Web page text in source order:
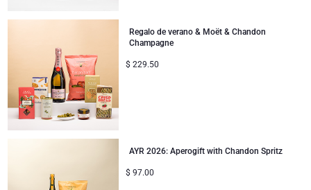
Regalo de verano & Moët & Chandon
Champagne
$ 229.50
AYR 2026: Aperogift with Chandon Spritz
$ 97.00